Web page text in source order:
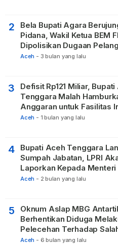
2
Bela Bupati Agara
Pidana, Wakil Ketua BEM
Dipolisikan Dugaan
Privasi dan UU ITE
Aceh - 3 bulan yang lalu
3
Defisit Rp121 Miliar, Bupati
Tenggara Malah
Anggaran untuk Fasilitas
Vertikal
Aceh - 1 bulan yang lalu
4
Bupati Aceh Tenggara
Sumpah Jabatan, LPRI
Laporkan Kepada Menteri
Negeri
Aceh - 2 bulan yang lalu
5
Oknum Aslap MBG
Berhentikan Diduga
Pelecehan Terhadap
Relawan
Aceh - 6 bulan yang lalu